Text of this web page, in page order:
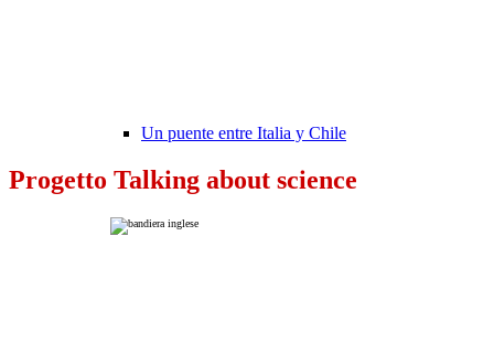
Un puente entre Italia y Chile
Progetto Talking about science